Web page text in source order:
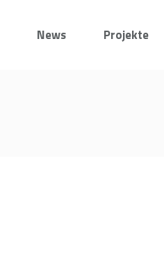
News Projekte